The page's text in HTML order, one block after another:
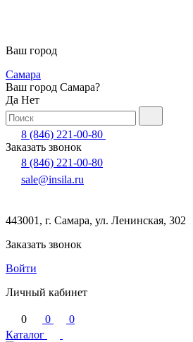
Ваш город
Самара
Ваш город Самара?
Да Нет
8 (846) 221-00-80
Заказать звонок
8 (846) 221-00-80
sale@insila.ru
443001, г. Самара, ул. Ленинская, 302
Заказать звонок
Войти
Личный кабинет
0 0
0
Каталог